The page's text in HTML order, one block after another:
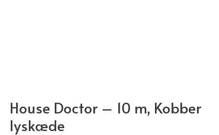
House Doctor – 10 m, Kobber
lyskæde